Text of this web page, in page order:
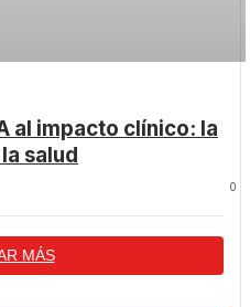
al impacto clínico: la
salud
0
MÁS